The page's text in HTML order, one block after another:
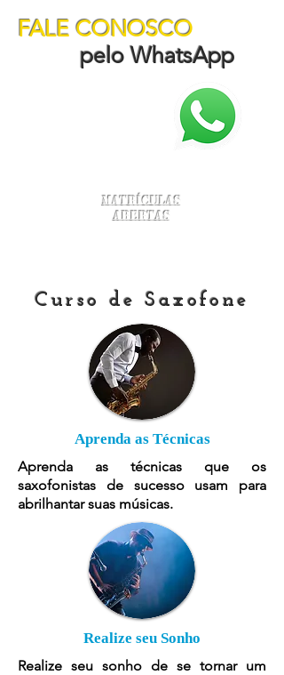
FALE CONOSCO
pelo WhatsApp
Matrículas
Abertas
Curso de Saxofone
Aprenda as Técnicas
Aprenda as técnicas que os
saxofonistas de sucesso usam para
abrilhantar suas músicas.
Realize seu Sonho
Realize seu sonho de se tornar um